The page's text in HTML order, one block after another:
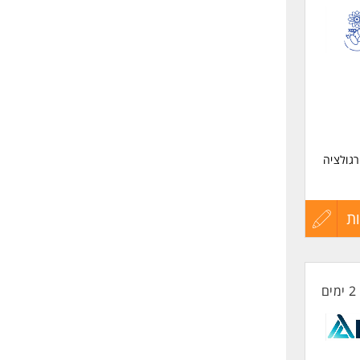
עדכון
2 ימים